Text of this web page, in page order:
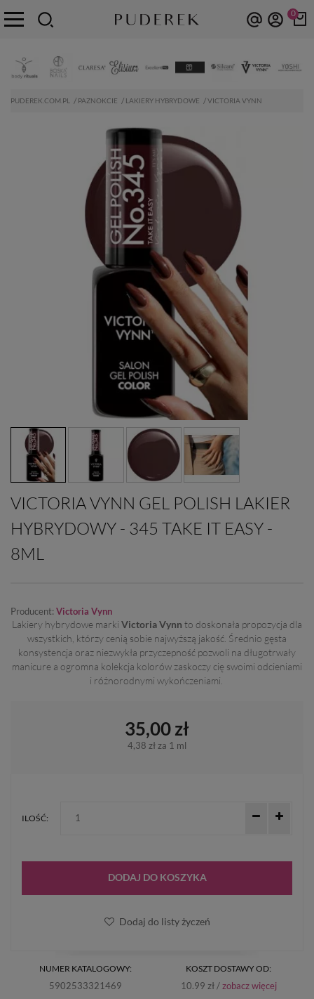
0
PUDEREK.COM.PL PAZNOKCIE LAKIERY HYBRYDOWE VICTORIA VYNN
VICTORIA VYNN GEL POLISH LAKIER
HYBRYDOWY - 345 TAKE IT EASY -
8ML
Producent: Victoria Vynn
Lakiery hybrydowe marki Victoria Vynn to doskonała propozycja dla
wszystkich, którzy cenią sobie najwyższą jakość. Średnio gęsta
konsystencja oraz niezwykła przyczepność pozwoli na długotrwały
manicure a ogromna kolekcja kolorów zaskoczy cię swoimi odcieniami
i różnorodnymi wykończeniami.
NUMER KATALOGOWY:
5902533321469
KOSZT DOSTAWY OD:
10.99 zł /zobacz więcej
35,00 zł
4,38 złza 1 ml
ILOŚĆ:
DODAJ DO KOSZYKA
Dodaj do listy życzeń